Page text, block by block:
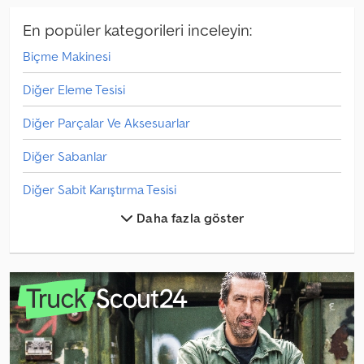
En popüler kategorileri inceleyin:
Biçme Makinesi
Diğer Eleme Tesisi
Diğer Parçalar Ve Aksesuarlar
Diğer Sabanlar
Diğer Sabit Karıştırma Tesisi
Diğer Saman Makinesi / Saman Çevirici / Çayır Ekipmanı
Diğer Sebze Bahçeciliği
Diğer Seçici
Diğer Şasi
Kereste Taşıyıcı
Daha fazla göster